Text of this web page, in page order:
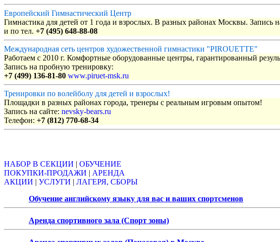
Европейский Гимнастический Центр
Гимнастика для детей от 1 года и взрослых. В разных районах Москвы. Запись
и по тел. +7 (495) 648-88-08
Международная сеть центров художественной гимнастики "PIROUETTE"
Работаем с 2010 г. Комфортные оборудованные центры, гарантированный
Запись на пробную тренировку:
+7 (499) 136-81-80 www.piruet-msk.ru
Тренировки по волейболу для детей и взрослых!
Площадки в разных районах города, тренеры с реальным игровым опытом!
Запись на сайте: nevsky-bears.ru
Телефон: +7 (812) 770-68-34
НАБОР В СЕКЦИИ | ОБУЧЕНИЕ
ПОКУПКИ-ПРОДАЖИ | АРЕНДА
АКЦИИ | УСЛУГИ | ЛАГЕРЯ, СБОРЫ
Обучение английскому языку для вас и ваших спортсменов
Аренда спортивного зала (Спорт зоны)